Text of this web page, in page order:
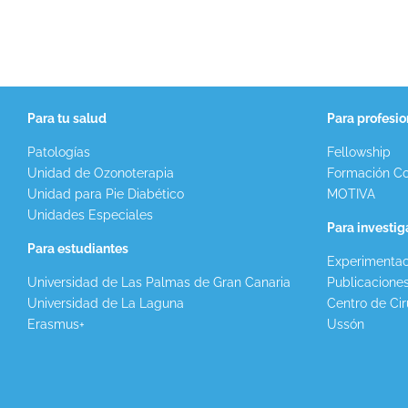
Para tu salud
Patologías
Unidad de Ozonoterapia
Unidad para Pie Diabético
Unidades Especiales
Para estudiantes
Universidad de Las Palmas de Gran Canaria
Universidad de La Laguna
Erasmus+
Para
Fellowship
Formación
MOTIVA
Para
Centro de
Ussón